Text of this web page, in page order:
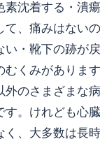
沈着する・潰
、痛みはない
い・靴下の跡が
くみがありま
のさまざまな
。けれども心
く、大多数は長